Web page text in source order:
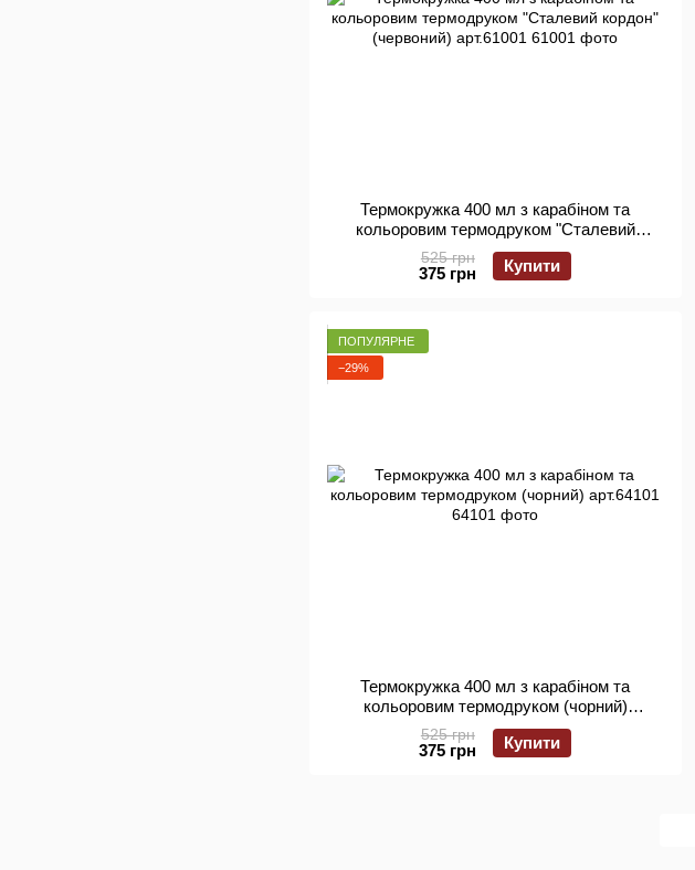
Термокружка 400 мл з карабіном та
кольоровим термодруком "Сталевий
кордон" (червоний) арт.61001
525 грн
375 грн Купити
ПОПУЛЯРНЕ
−29%
Термокружка 400 мл з карабіном та
кольоровим термодруком (чорний)
арт.64101
525 грн
375 грн Купити